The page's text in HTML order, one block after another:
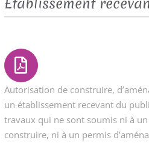
Autorisation de construire,
un établissement recevant du
travaux qui ne sont soumis ni à
construire, ni à un permis